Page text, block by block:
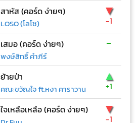
สาหัส (คอร์ด ง่ายๆ)
LOSO (โลโซ)
▼
-1
เสมอ (คอร์ด ง่ายๆ)
พงษ์สิทธิ์ คำภีร์
-
ย้ายป่า
คณะขวัญใจ ft.หงา คาราวาน
▲
+1
ใจเหลือเหลือ (คอร์ด ง่ายๆ) ▼
-1